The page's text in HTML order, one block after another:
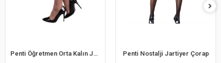
Penti Öğretmen Orta Kalın Jartiyersiz Çorap Penti Nostalji Jartiyer Çorap